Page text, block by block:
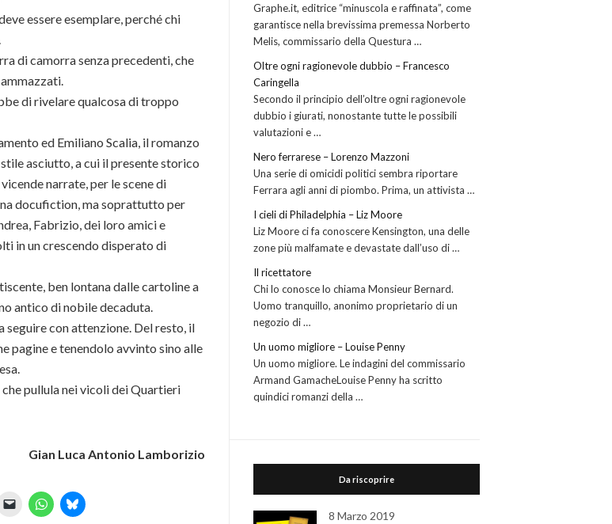
essere esemplare, perché chi
di camorra senza precedenti, che
di rivelare qualcosa di troppo
ed Emiliano Scalia, il romanzo
asciutto, a cui il presente storico
narrate, per le scene di
docufiction, ma soprattutto per
Fabrizio, dei loro amici e
in un crescendo disperato di
ben lontana dalle cartoline a
antico di nobile decaduta.
con attenzione. Del resto, il
pagine e tenendolo avvinto sino alle
pullula nei vicoli dei Quartieri
Gian Luca Antonio Lamborizio
Graphe.it, editrice “minuscola e raffinata”, come
garantisce nella brevissima premessa Norberto
Melis, commissario della Questura …
Oltre ogni ragionevole dubbio – Francesco
Caringella
Secondo il principio dell’oltre ogni ragionevole
dubbio i giurati, nonostante tutte le possibili
valutazioni e …
Nero ferrarese – Lorenzo Mazzoni
Una serie di omicidi politici sembra riportare
Ferrara agli anni di piombo. Prima, un attivista …
I cieli di Philadelphia – Liz Moore
Liz Moore ci fa conoscere Kensington, una delle
zone più malfamate e devastate dall’uso di …
Il ricettatore
Chi lo conosce lo chiama Monsieur Bernard.
Uomo tranquillo, anonimo proprietario di un
negozio di …
Un uomo migliore – Louise Penny
Un uomo migliore. Le indagini del commissario
Armand GamacheLouise Penny ha scritto
quindici romanzi della …
Da riscoprire
8 Marzo 2019